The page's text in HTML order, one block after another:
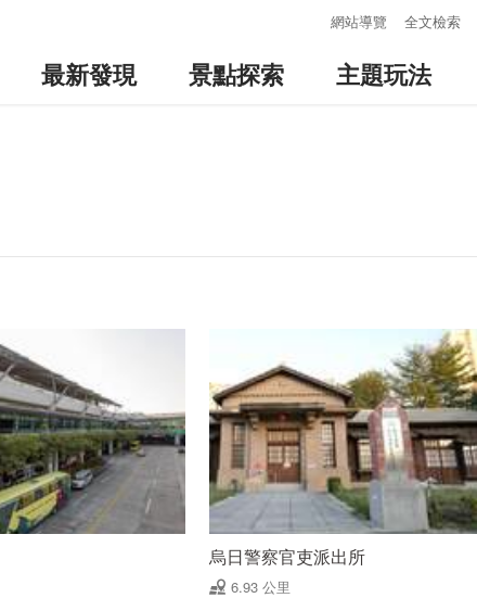
網站導覽 全文檢索
最新發現 景點探索 主題玩法
烏日警察官吏派出所
6.93 公里